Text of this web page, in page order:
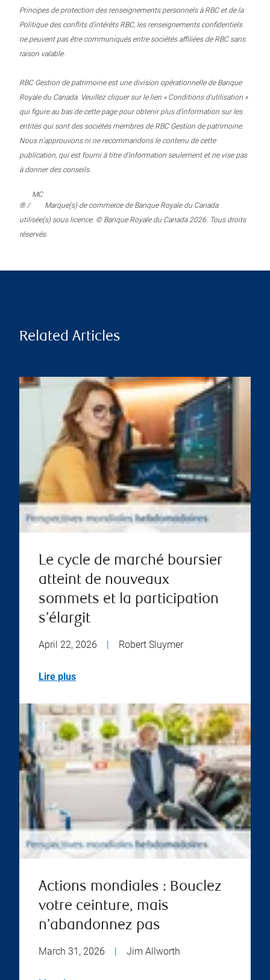
Principes de protection des renseignements personnels à RBC et de la
Politique des conflits d’intérêts RBC, les renseignements confidentiels
ne peuvent pas être communiqués entre sociétés affiliées de RBC sans
raison valable.
RBC Gestion de patrimoine est une division opérationnelle de Banque
Royale du Canada. Veuillez cliquer sur le lien « Conditions d’utilisation »
qui figure au bas de cette page pour obtenir plus d’information sur les
entités qui sont des sociétés membres de RBC Gestion de patrimoine.
Nous n’approuvons ni ne recommandons le contenu de cette
publication, qui est fourni à titre d’information seulement et ne vise pas
à donner des conseils.
® /
MC
Marque(s) de commerce de Banque Royale du Canada
utilisée(s) sous licence. © Banque Royale du Canada 2026. Tous droits
réservés.
Related Articles
Le cycle de marché boursier
atteint de nouveaux
sommets et la participation
s’élargit
April 22, 2026 | Robert Sluymer
Lire plus
Actions mondiales : Bouclez
votre ceinture, mais
n’abandonnez pas
March 31, 2026 | Jim Allworth